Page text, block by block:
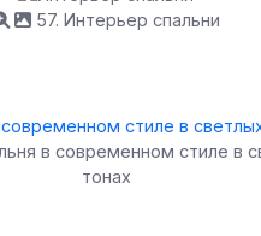
57. Интерьер спальни
в современном стиле в
тонах